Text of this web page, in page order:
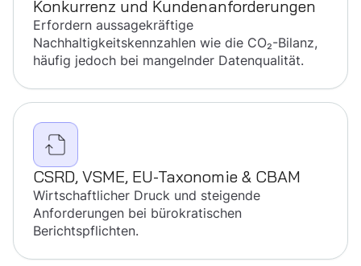
Konkurrenz und Kunden­anforderungen
Erfordern aussagekräftige
Nachhaltigkeitskennzahlen wie die CO₂-Bilanz,
häufig jedoch bei mangelnder Datenqualität.
CSRD, VSME, EU-Taxonomie & CBAM
Wirtschaftlicher Druck und steigende
Anforderungen bei bürokratischen
Berichtspflichten.